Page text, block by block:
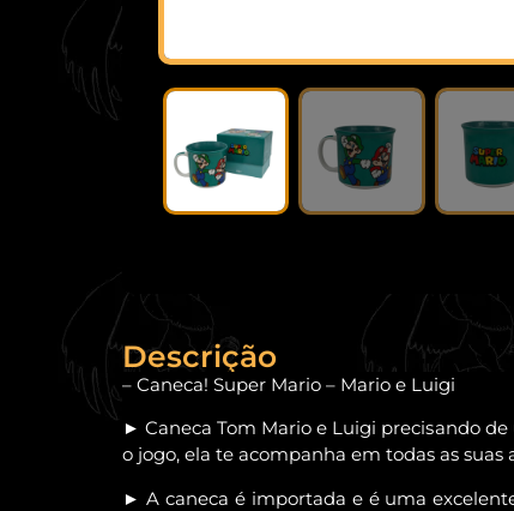
Descrição
– Caneca! Super Mario – Mario e Luigi
► Caneca Tom Mario e Luigi precisando
o jogo, ela te acompanha em todas as
► A caneca é importada e é uma